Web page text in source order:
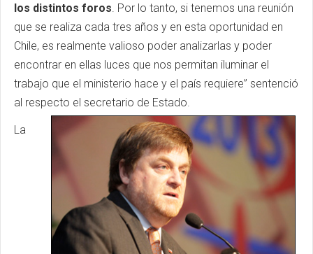
los distintos foros. Por lo tanto, si tenemos una reunión
que se realiza cada tres años y en esta oportunidad en
Chile, es realmente valioso poder analizarlas y poder
encontrar en ellas luces que nos permitan iluminar el
trabajo que el ministerio hace y el país requiere” sentenció
al respecto el secretario de Estado.
La